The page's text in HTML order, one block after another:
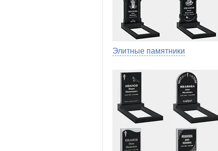
Элитные памятники